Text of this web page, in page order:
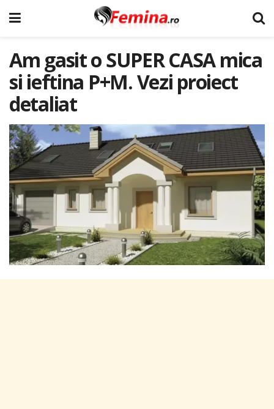
Am gasit o SUPER CASA mica
si ieftina P+M. Vezi proiect
detaliat